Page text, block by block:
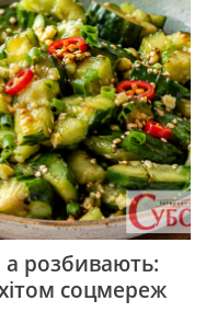
а розбивають:
соцмереж